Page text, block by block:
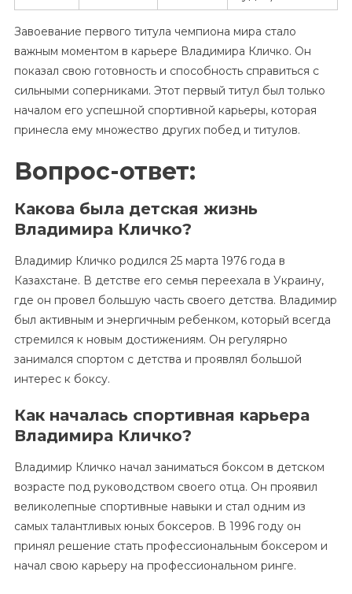
Завоевание первого титула чемпиона мира стало
важным моментом в карьере Владимира Кличко. Он
показал свою готовность и способность справиться с
сильными соперниками. Этот первый титул был только
началом его успешной спортивной карьеры, которая
принесла ему множество других побед и титулов.
Вопрос-ответ:
Какова была детская жизнь
Владимира Кличко?
Владимир Кличко родился 25 марта 1976 года в
Казахстане. В детстве его семья переехала в Украину,
где он провел большую часть своего детства. Владимир
был активным и энергичным ребенком, который всегда
стремился к новым достижениям. Он регулярно
занимался спортом с детства и проявлял большой
интерес к боксу.
Как началась спортивная карьера
Владимира Кличко?
Владимир Кличко начал заниматься боксом в детском
возрасте под руководством своего отца. Он проявил
великолепные спортивные навыки и стал одним из
самых талантливых юных боксеров. В 1996 году он
принял решение стать профессиональным боксером и
начал свою карьеру на профессиональном ринге.